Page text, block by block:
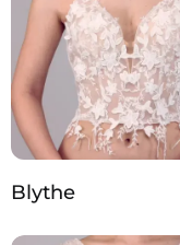
Blythe